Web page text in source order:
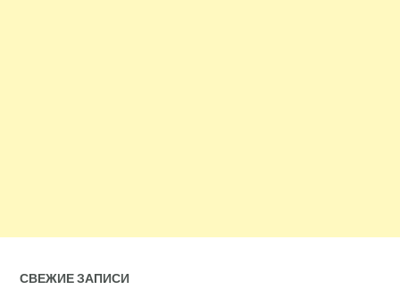
СВЕЖИЕ ЗАПИСИ